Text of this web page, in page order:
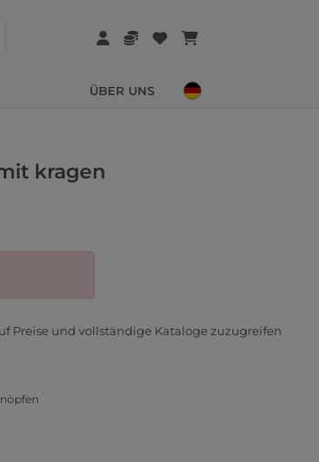
ÜBER UNS
kragen
Preise und vollständige Kataloge zuzugreifen